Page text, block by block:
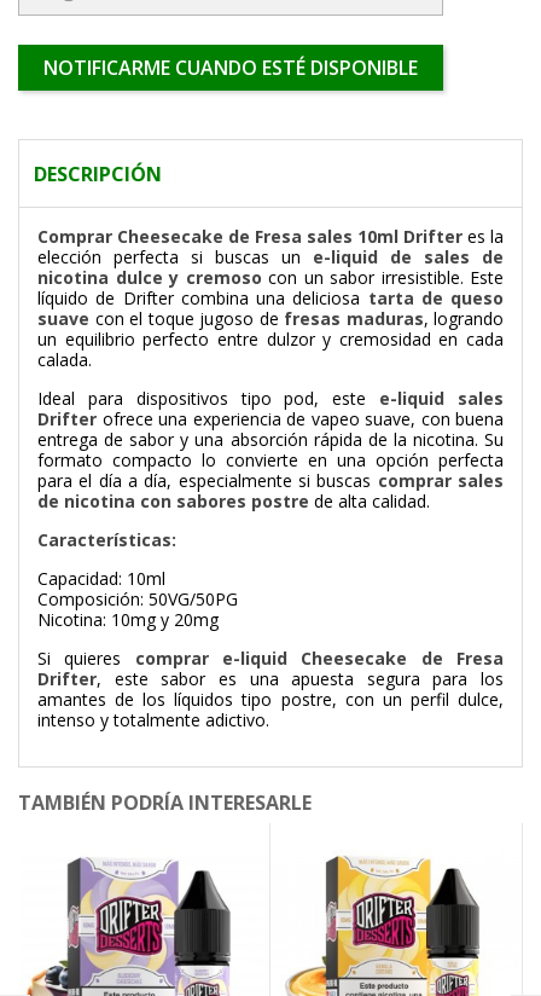
NOTIFICARME CUANDO ESTÉ DISPONIBLE
DESCRIPCIÓN
Comprar Cheesecake de Fresa sales 10ml Drifter es la
elección perfecta si buscas un e-liquid de sales de
nicotina dulce y cremoso con un sabor irresistible. Este
líquido de Driftercombina una deliciosa tarta de queso
suave con el toque jugoso de fresas maduras, logrando
un equilibrio perfecto entre dulzor y cremosidad en cada
calada.
Ideal para dispositivos tipo pod, este e-liquid sales
Drifter ofrece una experiencia de vapeo suave, con buena
entrega de sabor y una absorción rápida de la nicotina. Su
formato compacto lo convierte en una opción perfecta
para el día a día, especialmente si buscas comprar sales
de nicotina con sabores postre de alta calidad.
Características:
Capacidad: 10ml
Composición: 50VG/50PG
Nicotina: 10mg y 20mg
Si quieres comprar e-liquid Cheesecake de Fresa
Drifter, este sabor es una apuesta segura para los
amantes de los líquidos tipo postre, con un perfil dulce,
intenso y totalmente adictivo.
TAMBIÉN PODRÍA INTERESARLE